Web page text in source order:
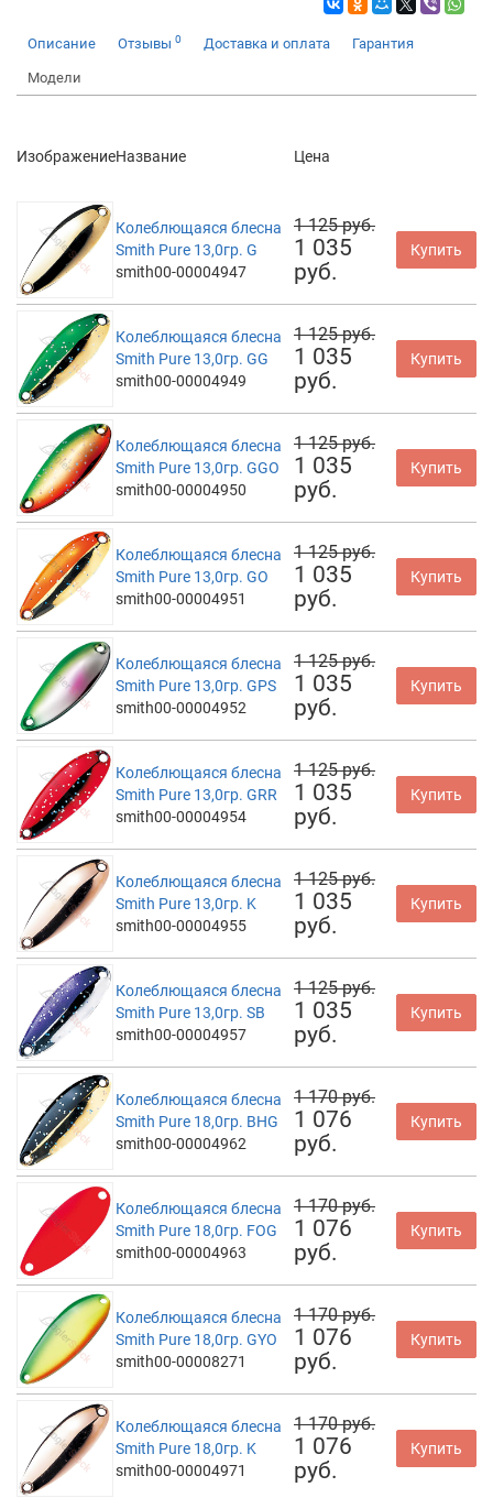
Описание Отзывы 0 Доставка и оплата Гарантия
Модели
ИзображениеНазвание Цена
Колеблющаяся блесна
Smith Pure 13,0гр. G
smith00-00004947
1 125 руб.
1 035
руб.
Купить
Колеблющаяся блесна
Smith Pure 13,0гр. GG
smith00-00004949
1 125 руб.
1 035
руб.
Купить
Колеблющаяся блесна
Smith Pure 13,0гр. GGO
smith00-00004950
1 125 руб.
1 035
руб.
Купить
Колеблющаяся блесна
Smith Pure 13,0гр. GO
smith00-00004951
1 125 руб.
1 035
руб.
Купить
Колеблющаяся блесна
Smith Pure 13,0гр. GPS
smith00-00004952
1 125 руб.
1 035
руб.
Купить
Колеблющаяся блесна
Smith Pure 13,0гр. GRR
smith00-00004954
1 125 руб.
1 035
руб.
Купить
Колеблющаяся блесна
Smith Pure 13,0гр. K
smith00-00004955
1 125 руб.
1 035
руб.
Купить
Колеблющаяся блесна
Smith Pure 13,0гр. SB
smith00-00004957
1 125 руб.
1 035
руб.
Купить
Колеблющаяся блесна
Smith Pure 18,0гр. BHG
smith00-00004962
1 170 руб.
1 076
руб.
Купить
Колеблющаяся блесна
Smith Pure 18,0гр. FOG
smith00-00004963
1 170 руб.
1 076
руб.
Купить
Колеблющаяся блесна
Smith Pure 18,0гр. GYO
smith00-00008271
1 170 руб.
1 076
руб.
Купить
Колеблющаяся блесна
Smith Pure 18,0гр. K
smith00-00004971
1 170 руб.
1 076
руб.
Купить